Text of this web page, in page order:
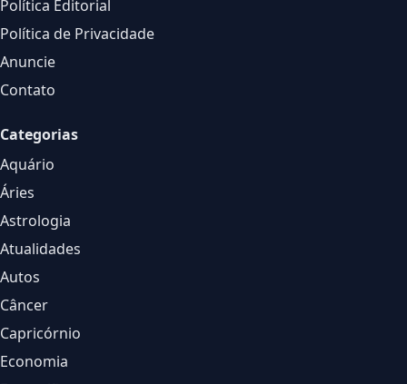
Política Editorial
Política de Privacidade
Anuncie
Contato
Categorias
Aquário
Áries
Astrologia
Atualidades
Autos
Câncer
Capricórnio
Economia